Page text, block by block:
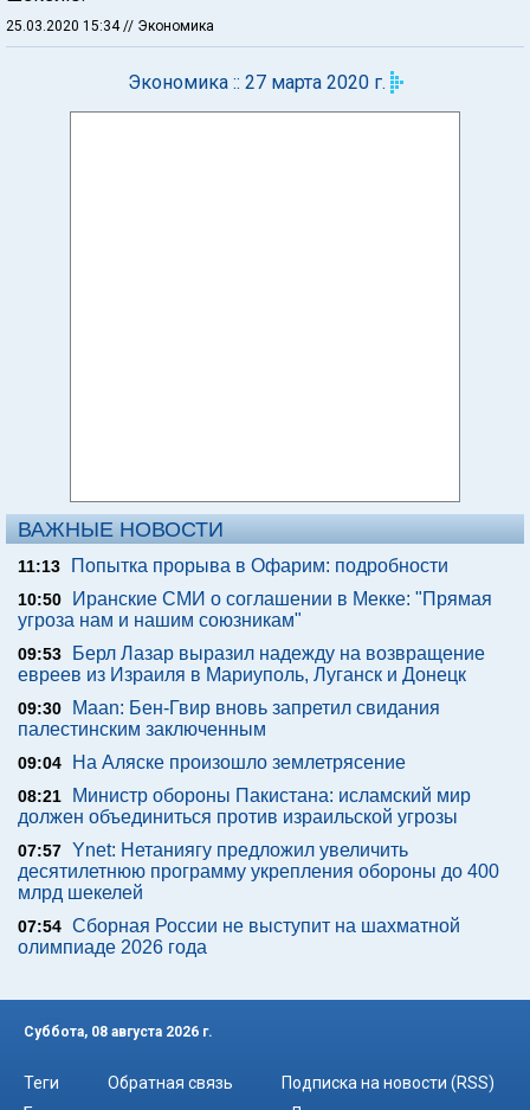
25.03.2020 15:34// Экономика
Экономика :: 27 марта 2020 г.
ВАЖНЫЕ НОВОСТИ
11:13 Попытка прорыва в Офарим: подробности
10:50
Иранские СМИ о соглашении в Мекке: "Прямая
угроза нам и нашим союзникам"
09:53
Берл Лазар выразил надежду на возвращение
евреев из Израиля в Мариуполь, Луганск и Донецк
09:30
Maan: Бен-Гвир вновь запретил свидания
палестинским заключенным
09:04 На Аляске произошло землетрясение
08:21
Министр обороны Пакистана: исламский мир
должен объединиться против израильской угрозы
07:57 Ynet: Нетаниягу предложил увеличить
десятилетнюю программу укрепления обороны до 400
млрд шекелей
07:54 Сборная России не выступит на шахматной
олимпиаде 2026 года
Суббота, 08 августа 2026 г.
Теги Обратная связь
Подписка на новости (RSS)